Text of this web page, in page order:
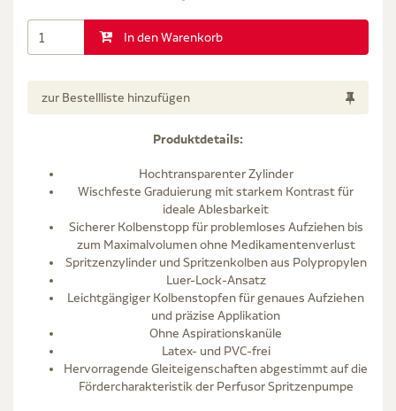
In den Warenkorb
zur Bestellliste hinzufügen
Produktdetails:
Hochtransparenter Zylinder
Wischfeste Graduierung mit starkem Kontrast für
ideale Ablesbarkeit
Sicherer Kolbenstopp für problemloses Aufziehen bis
zum Maximalvolumen ohne Medikamentenverlust
Spritzenzylinder und Spritzenkolben aus Polypropylen
Luer-Lock-Ansatz
Leichtgängiger Kolbenstopfen für genaues Aufziehen
und präzise Applikation
Ohne Aspirationskanüle
Latex- und PVC-frei
Hervorragende Gleiteigenschaften abgestimmt auf die
Fördercharakteristik der Perfusor Spritzenpumpe